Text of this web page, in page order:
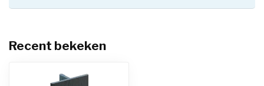
Recent bekeken